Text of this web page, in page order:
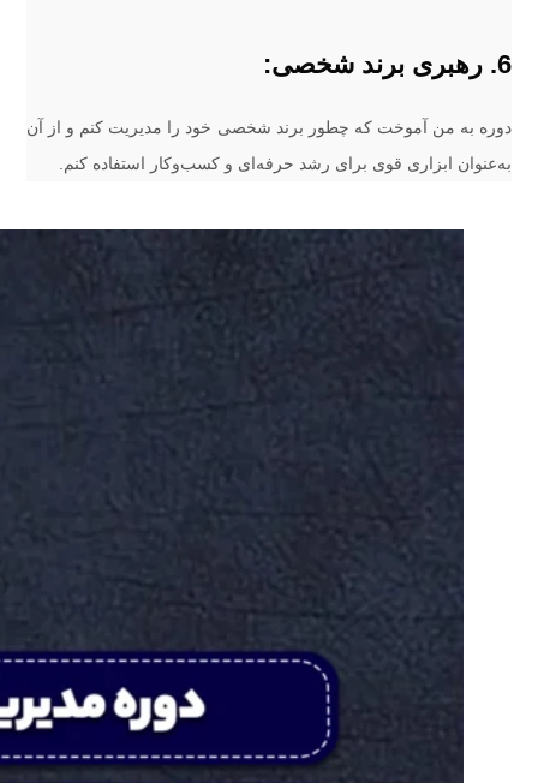
6. رهبری برند شخصی:
دوره به من آموخت که چطور برند شخصی خود را مدیریت کنم و از آن
به‌عنوان ابزاری قوی برای رشد حرفه‌ای و کسب‌وکار استفاده کنم.